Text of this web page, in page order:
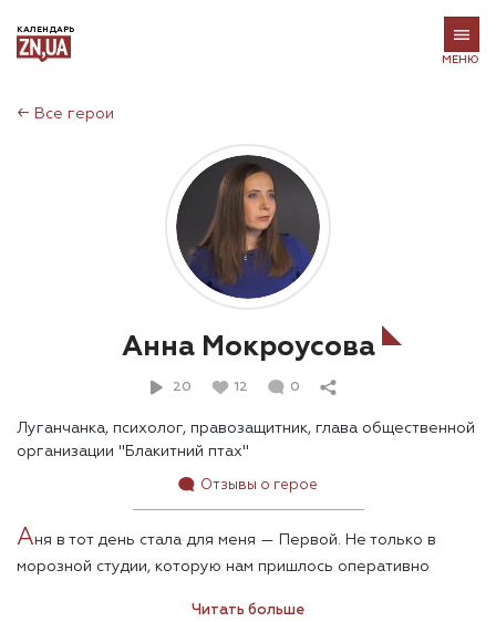
КАЛЕНДАРЬ
МЕНЮ
← Все герои
Анна Мокроусова
20 12 0
Луганчанка, психолог, правозащитник, глава общественной
организации "Блакитний птах"
Отзывы о герое
Аня в тот день стала для меня — Первой. Не только в
морозной студии, которую нам пришлось оперативно
землячкой (она – из Луганска, я – из Макеевки), которая
Читать больше